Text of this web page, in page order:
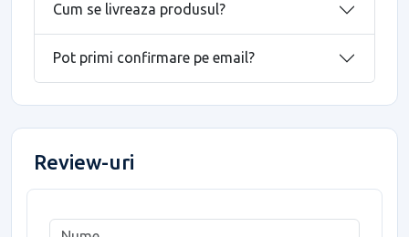
Cum se livreaza produsul?
Pot primi confirmare pe email?
Review-uri